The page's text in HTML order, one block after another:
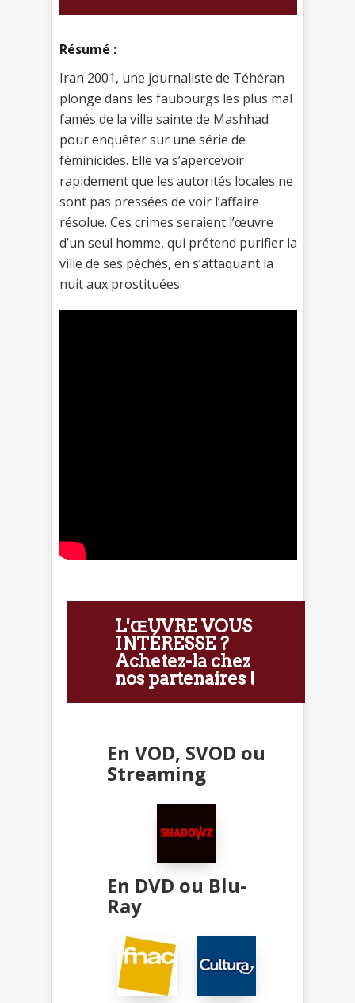
Résumé :
Iran 2001, une journaliste de Téhéran
plonge dans les faubourgs les plus mal
famés de la ville sainte de Mashhad
pour enquêter sur une série de
féminicides. Elle va s’apercevoir
rapidement que les autorités locales ne
sont pas pressées de voir l’affaire
résolue. Ces crimes seraient l’œuvre
d’un seul homme, qui prétend purifier la
ville de ses péchés, en s’attaquant la
nuit aux prostituées.
L'ŒUVRE VOUS
INTÉRESSE ?
Achetez-la chez
nos partenaires !
En VOD, SVOD ou
Streaming
En DVD ou Blu-
Ray